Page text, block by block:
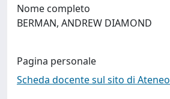
Nome completo
BERMAN, ANDREW DIAMOND
Pagina personale
Scheda docente sul sito di Ateneo